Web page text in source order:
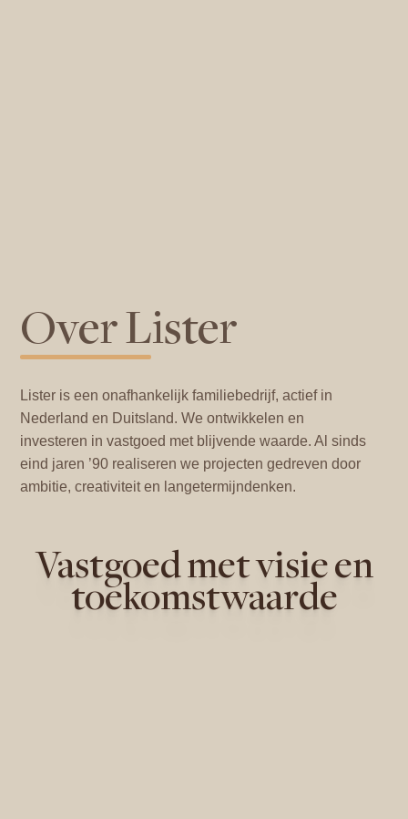
Over Lister
Lister is een onafhankelijk familiebedrijf, actief in
Nederland en Duitsland. We ontwikkelen en
investeren in vastgoed met blijvende waarde. Al sinds
eind jaren ’90 realiseren we projecten gedreven door
ambitie, creativiteit en langetermijndenken.
Vastgoed met visie en
toekomstwaarde